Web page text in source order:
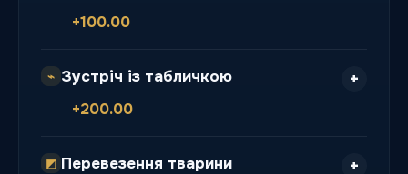
+100.00
⌁ Зустріч із табличкою
+200.00
◩ Перевезення тварини